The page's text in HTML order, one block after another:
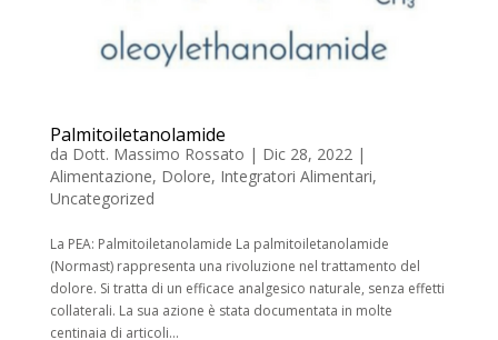
Palmitoiletanolamide
da Dott. Massimo Rossato | Dic 28, 2022 |
Alimentazione, Dolore, Integratori Alimentari,
Uncategorized
La PEA: Palmitoiletanolamide La palmitoiletanolamide
(Normast) rappresenta una rivoluzione nel trattamento del
dolore. Si tratta di un efficace analgesico naturale, senza effetti
collaterali. La sua azione è stata documentata in molte
centinaia di articoli...